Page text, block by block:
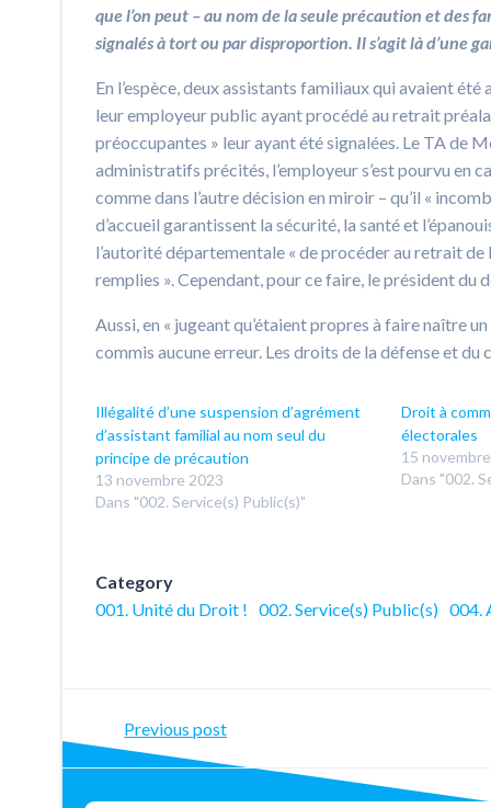
que l’on peut – au nom de la seule précaution et des
signalés à tort ou par disproportion. Il s’agit là d’une
En l’espèce, deux assistants familiaux qui avaient
leur employeur public ayant procédé au retrait
préoccupantes » leur ayant été signalées. Le TA de
administratifs précités, l’employeur s’est pourvu en
comme dans l’autre décision en miroir – qu’il «
d’accueil garantissent la sécurité, la santé et
l’autorité départementale « de procéder au retrait
remplies ». Cependant, pour ce faire, le président du
Aussi, en « jugeant qu’étaient propres à faire naître
commis aucune erreur. Les droits de la défense et
Illégalité d’une suspension d’agrément
d’assistant familial au nom seul du
principe de précaution
13 novembre 2023
Dans "002. Service(s) Public(s)"
Droit à
électorales
15
Dans "002.
Category
001. Unité du Droit ! 002. Service(s) Public(s) 004.
Post
navigation
Previous post